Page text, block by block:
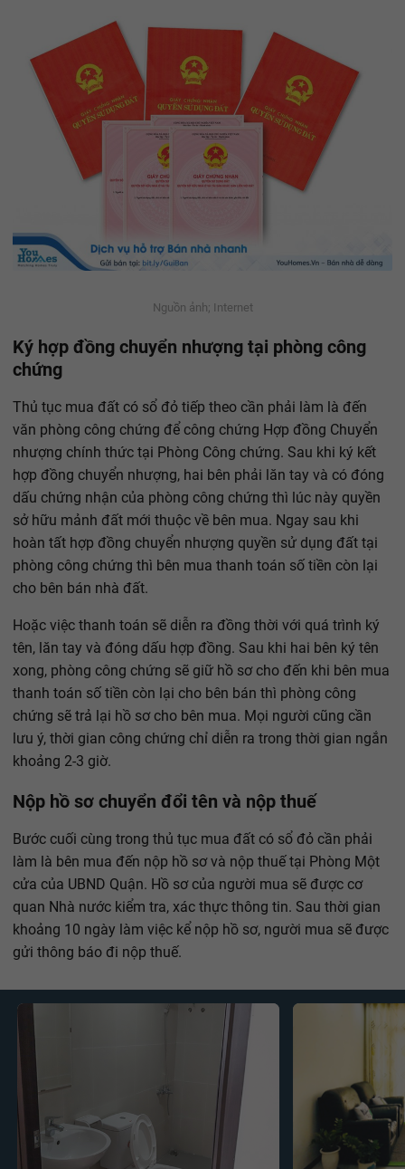
Nguồn ảnh; Internet
Ký hợp đồng chuyển nhượng tại phòng công
chứng
Thủ tục mua đất có sổ đỏ tiếp theo cần phải làm là đến
văn phòng công chứng để công chứng Hợp đồng Chuyển
nhượng chính thức tại Phòng Công chứng. Sau khi ký kết
hợp đồng chuyển nhượng, hai bên phải lăn tay và có đóng
dấu chứng nhận của phòng công chứng thì lúc này quyền
sở hữu mảnh đất mới thuộc về bên mua. Ngay sau khi
hoàn tất hợp đồng chuyển nhượng quyền sử dụng đất tại
phòng công chứng thì bên mua thanh toán số tiền còn lại
cho bên bán nhà đất.
Hoặc việc thanh toán sẽ diễn ra đồng thời với quá trình ký
tên, lăn tay và đóng dấu hợp đồng. Sau khi hai bên ký tên
xong, phòng công chứng sẽ giữ hồ sơ cho đến khi bên mua
thanh toán số tiền còn lại cho bên bán thì phòng công
chứng sẽ trả lại hồ sơ cho bên mua. Mọi người cũng cần
lưu ý, thời gian công chứng chỉ diễn ra trong thời gian ngắn
khoảng 2-3 giờ.
Nộp hồ sơ chuyển đổi tên và nộp thuế
Bước cuối cùng trong thủ tục mua đất có sổ đỏ cần phải
làm là bên mua đến nộp hồ sơ và nộp thuế tại Phòng Một
cửa của UBND Quận. Hồ sơ của người mua sẽ được cơ
quan Nhà nước kiểm tra, xác thực thông tin. Sau thời gian
khoảng 10 ngày làm việc kể nộp hồ sơ, người mua sẽ được
gửi thông báo đi nộp thuế.